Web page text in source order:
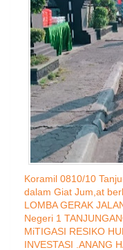
Koramil 0810/10
dalam Giat Jum,at
LOMBA GERAK
Negeri 1
MiTIGASI RESIKO
INVESTASI .ANANG